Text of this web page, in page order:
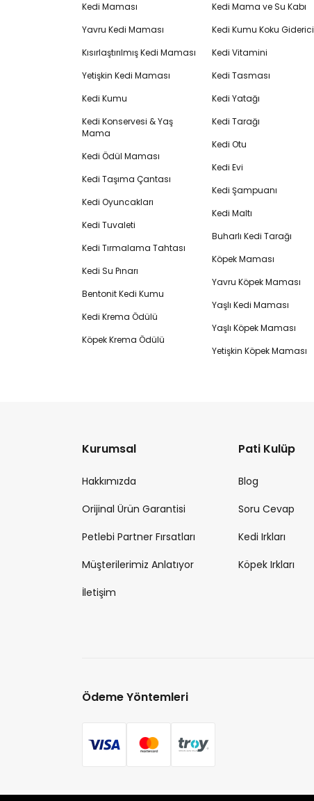
Kedi Maması
Yavru Kedi Maması
Kısırlaştırılmış Kedi Maması
Yetişkin Kedi Maması
Kedi Kumu
Kedi Konservesi & Yaş
Mama
Kedi Ödül Maması
Kedi Taşıma Çantası
Kedi Oyuncakları
Kedi Tuvaleti
Kedi Tırmalama Tahtası
Kedi Su Pınarı
Bentonit Kedi Kumu
Kedi Krema Ödülü
Köpek Krema Ödülü
Kedi Mama ve Su Kabı
Kedi Kumu Koku Giderici
Kedi Vitamini
Kedi Tasması
Kedi Yatağı
Kedi Tarağı
Kedi Otu
Kedi Evi
Kedi Şampuanı
Kedi Maltı
Buharlı Kedi Tarağı
Köpek Maması
Yavru Köpek Maması
Yaşlı Kedi Maması
Yaşlı Köpek Maması
Yetişkin Köpek Maması
Kurumsal
Hakkımızda
Orijinal Ürün Garantisi
Petlebi Partner Fırsatları
Müşterilerimiz Anlatıyor
İletişim
Pati Kulüp
Blog
Soru Cevap
Kedi Irkları
Köpek Irkları
Ödeme Yöntemleri